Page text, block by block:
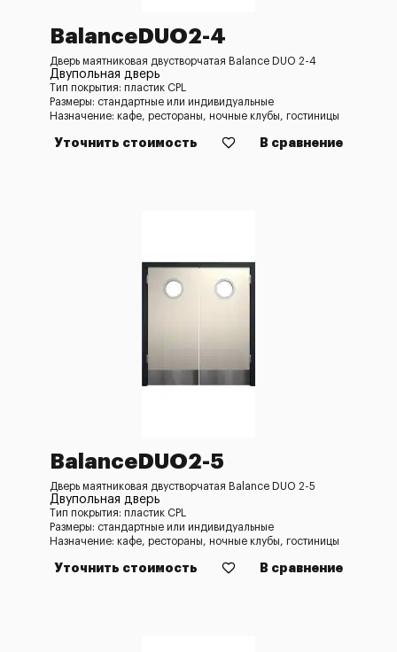
BalanceDUO2-4
Дверь маятниковая двустворчатая Balance DUO 2-4
Двупольная дверь
Тип покрытия: пластик CPL
Размеры: стандартные или индивидуальные
Назначение: кафе, рестораны, ночные клубы, гостиницы
Уточнить стоимость В сравнение
BalanceDUO2-5
Дверь маятниковая двустворчатая Balance DUO 2-5
Двупольная дверь
Тип покрытия: пластик CPL
Размеры: стандартные или индивидуальные
Назначение: кафе, рестораны, ночные клубы, гостиницы
Уточнить стоимость В сравнение